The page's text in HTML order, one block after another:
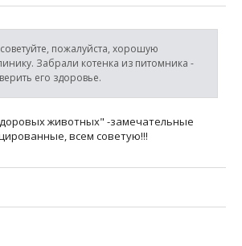
пожалуйста, хорошую
Забрали котенка из питомника -
его здоровье.
животных" -замечательные
всем советую!!!